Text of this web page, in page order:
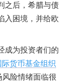
之后，希腊与债
入困境，并给欧
成为投资者们的
际货币基金组织
风险情绪面临很